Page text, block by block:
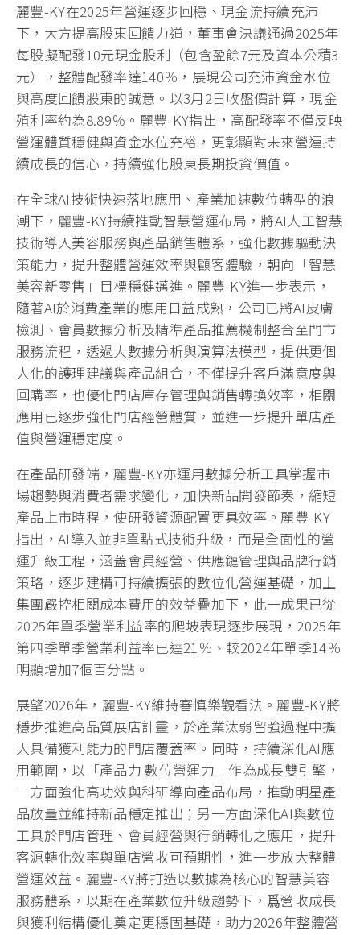
麗豐-KY在2025年營運逐步回穩、現金流持續充沛
下，大方提高股東回饋力道，董事會決議通過2025年
每股擬配發10元現金股利（包含盈餘7元及資本公積3
元），整體配發率達140％，展現公司充沛資金水位
與高度回饋股東的誠意。以3月2日收盤價計算，現金
殖利率約為8.89％。麗豐-KY指出，高配發率不僅反映
營運體質穩健與資金水位充裕，更彰顯對未來營運持
續成長的信心，持續強化股東長期投資價值。
在全球AI技術快速落地應用、產業加速數位轉型的浪
潮下，麗豐-KY持續推動智慧營運布局，將AI人工智慧
技術導入美容服務與產品銷售體系，強化數據驅動決
策能力，提升整體營運效率與顧客體驗，朝向「智慧
美容新零售」目標穩健邁進。麗豐-KY進一步表示，
隨著AI於消費產業的應用日益成熟，公司已將AI皮膚
檢測、會員數據分析及精準產品推薦機制整合至門市
服務流程，透過大數據分析與演算法模型，提供更個
人化的護理建議與產品組合，不僅提升客戶滿意度與
回購率，也優化門店庫存管理與銷售轉換效率，相關
應用已逐步強化門店經營體質，並進一步提升單店產
值與營運穩定度。
在產品研發端，麗豐-KY亦運用數據分析工具掌握市
場趨勢與消費者需求變化，加快新品開發節奏，縮短
產品上市時程，使研發資源配置更具效率。麗豐-KY
指出，AI導入並非單點式技術升級，而是全面性的營
運升級工程，涵蓋會員經營、供應鏈管理與品牌行銷
策略，逐步建構可持續擴張的數位化營運基礎，加上
集團嚴控相關成本費用的效益疊加下，此一成果已從
2025年單季營業利益率的爬坡表現逐步展現，2025年
第四季單季營業利益率已達21％、較2024年單季14％
明顯增加7個百分點。
展望2026年，麗豐-KY維持審慎樂觀看法。麗豐-KY將
穩步推進高品質展店計畫，於產業汰弱留強過程中擴
大具備獲利能力的門店覆蓋率。同時，持續深化AI應
用範圍，以「產品力 數位營運力」作為成長雙引擎，
一方面強化高功效與科研導向產品布局，推動明星產
品放量並維持新品穩定推出；另一方面深化AI與數位
工具於門店管理、會員經營與行銷轉化之應用，提升
客源轉化效率與單店營收可預期性，進一步放大整體
營運效益。麗豐-KY將打造以數據為核心的智慧美容
服務體系，以期在產業數位升級趨勢下，爲營收成長
與獲利結構優化奠定更穩固基礎，助力2026年整體營